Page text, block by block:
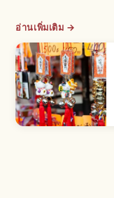
อ่านเพิ่มเติม →